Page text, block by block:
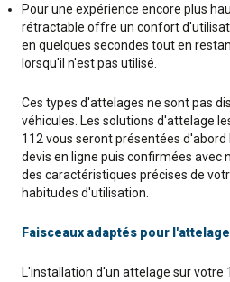
Pour une expérience encore plus
rétractable offre un confort
en quelques secondes tout en
lorsqu'il n'est pas utilisé.
Ces types d'attelages ne sont pas
véhicules. Les solutions d'attelage
112 vous seront présentées
devis en ligne puis confirmées avec
des caractéristiques précises de
habitudes d'utilisation.
Faisceaux adaptés pour
L'installation d'un attelage sur votre